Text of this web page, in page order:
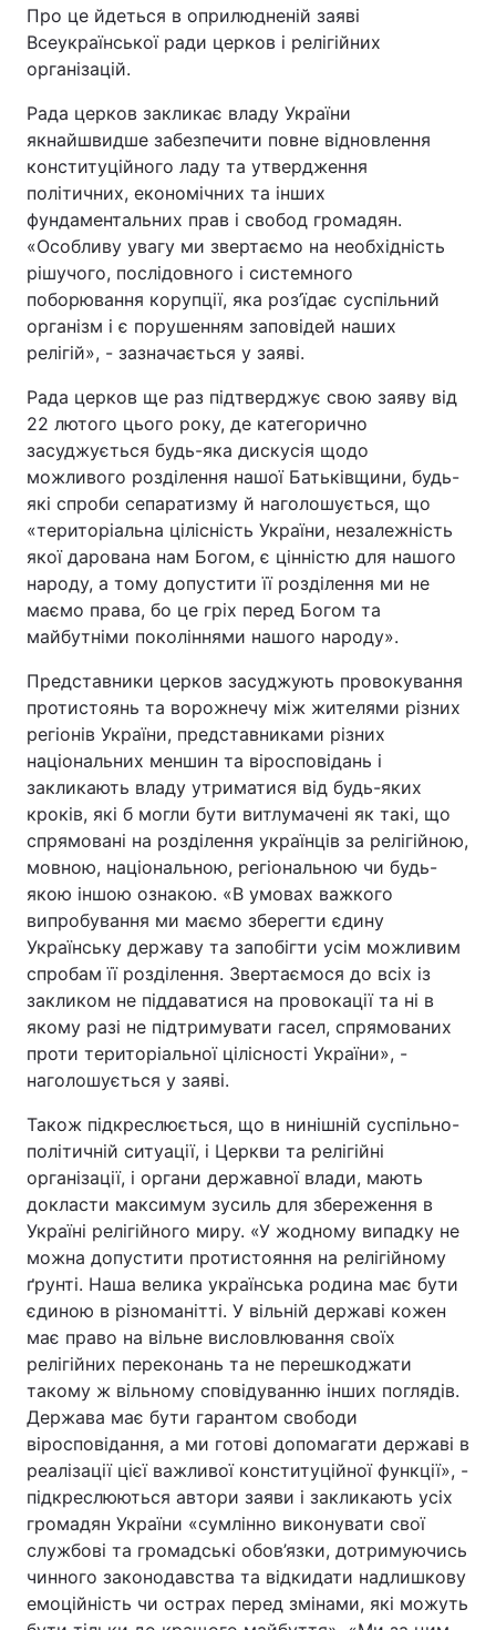
Екологія
РЕГІОНИ
Київ Львів
Дніпро Харків
Одеса
Техно і зв'язок Лайт
Зброя Інциденти
Здоров'я Туризм
Цікавинки Погода
Інтерв'ю Думки
Архів Вакансії
Контакти
ПОСЛУГИ
Реклама на сайті Фотобанк
Моніторинг Пресцентр
Про це йдеться в оприлюдненій заяві
Всеукраїнської ради церков і релігійних
організацій.
Рада церков закликає владу України
якнайшвидше забезпечити повне відновлення
конституційного ладу та утвердження
політичних, економічних та інших
фундаментальних прав і свобод громадян.
«Особливу увагу ми звертаємо на необхідність
рішучого, послідовного і системного
поборювання корупції, яка роз’їдає суспільний
організм і є порушенням заповідей наших
релігій», - зазначається у заяві.
Рада церков ще раз підтверджує свою заяву від
22 лютого цього року, де категорично
засуджується будь-яка дискусія щодо
можливого розділення нашої Батьківщини, будь-
які спроби сепаратизму й наголошується, що
«територіальна цілісність України, незалежність
якої дарована нам Богом, є цінністю для нашого
народу, а тому допустити її розділення ми не
маємо права, бо це гріх перед Богом та
майбутніми поколіннями нашого народу».
Представники церков засуджують провокування
протистоянь та ворожнечу між жителями різних
регіонів України, представниками різних
національних меншин та віросповідань і
закликають владу утриматися від будь-яких
кроків, які б могли бути витлумачені як такі, що
спрямовані на розділення українців за релігійною,
мовною, національною, регіональною чи будь-
якою іншою ознакою. «В умовах важкого
випробування ми маємо зберегти єдину
Українську державу та запобігти усім можливим
спробам її розділення. Звертаємося до всіх із
закликом не піддаватися на провокації та ні в
якому разі не підтримувати гасел, спрямованих
проти територіальної цілісності України», -
наголошується у заяві.
Також підкреслюється, що в нинішній суспільно-
політичній ситуації, і Церкви та релігійні
організації, і органи державної влади, мають
докласти максимум зусиль для збереження в
Україні релігійного миру. «У жодному випадку не
можна допустити протистояння на релігійному
ґрунті. Наша велика українська родина має бути
єдиною в різноманітті. У вільній державі кожен
має право на вільне висловлювання своїх
релігійних переконань та не перешкоджати
такому ж вільному сповідуванню інших поглядів.
Держава має бути гарантом свободи
віросповідання, а ми готові допомагати державі в
реалізації цієї важливої конституційної функції», -
підкреслюються автори заяви і закликають усіх
громадян України «сумлінно виконувати свої
службові та громадські обов’язки, дотримуючись
чинного законодавства та відкидати надлишкову
емоційність чи острах перед змінами, які можуть